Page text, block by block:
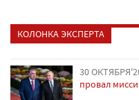
КОЛОНКА ЭКСПЕРТА
30
провал